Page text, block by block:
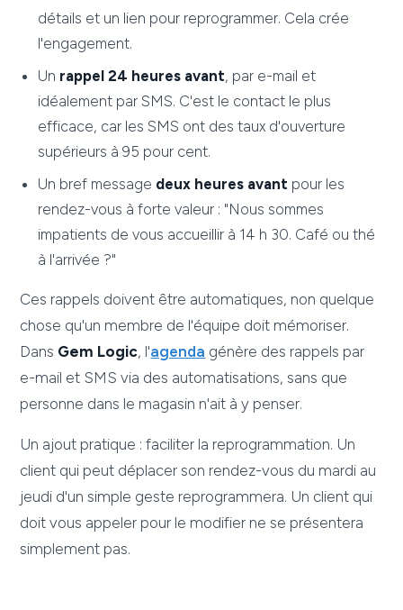
détails et un lien pour reprogrammer. Cela crée
l'engagement.
Un rappel 24 heures avant, par e-mail et
idéalement par SMS. C'est le contact le plus
efficace, car les SMS ont des taux d'ouverture
supérieurs à 95 pour cent.
Un bref message deux heures avant pour les
rendez-vous à forte valeur : "Nous sommes
impatients de vous accueillir à 14 h 30. Café ou thé
à l'arrivée ?"
Ces rappels doivent être automatiques, non quelque
chose qu'un membre de l'équipe doit mémoriser.
Dans Gem Logic, l'agenda génère des rappels par
e-mail et SMS via des automatisations, sans que
personne dans le magasin n'ait à y penser.
Un ajout pratique : faciliter la reprogrammation. Un
client qui peut déplacer son rendez-vous du mardi au
jeudi d'un simple geste reprogrammera. Un client qui
doit vous appeler pour le modifier ne se présentera
simplement pas.